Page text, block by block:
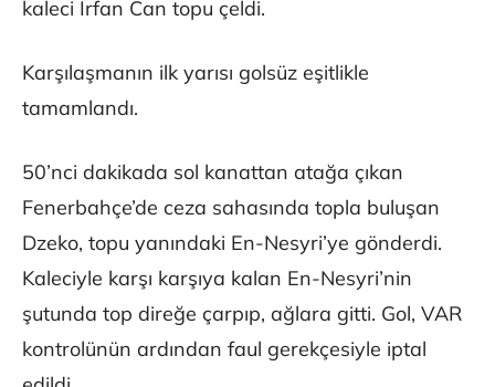
kaleci İrfan Can topu çeldi.
Karşılaşmanın ilk yarısı golsüz eşitlikle
tamamlandı.
50’nci dakikada sol kanattan atağa çıkan
Fenerbahçe’de ceza sahasında topla buluşan
Dzeko, topu yanındaki En-Nesyri’ye gönderdi.
Kaleciyle karşı karşıya kalan En-Nesyri’nin
şutunda top direğe çarpıp, ağlara gitti. Gol, VAR
kontrolünün ardından faul gerekçesiyle iptal